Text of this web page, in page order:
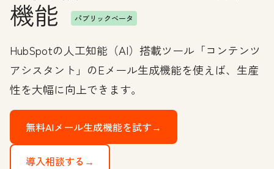
機能 パブリックベータ
HubSpotの人工知能（AI）搭載ツール「コンテンツ
アシスタント」のEメール生成機能を使えば、生産
性を大幅に向上できます。
無料AIメール生成機能を試す→
導入相談する→